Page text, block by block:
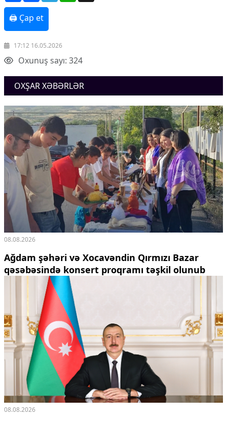
🖨 Çap et
17:12 16.05.2026
Oxunuş sayı: 324
OXŞAR XƏBƏRLƏR
08.08.2026
Ağdam şəhəri və Xocavəndin Qırmızı Bazar
qəsəbəsində konsert proqramı təşkil olunub
08.08.2026